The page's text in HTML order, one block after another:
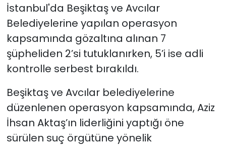
İstanbul'da Beşiktaş ve Avcılar
Belediyelerine yapılan operasyon
kapsamında gözaltına alınan 7
şüpheliden 2’si tutuklanırken, 5’i ise adli
kontrolle serbest bırakıldı.
Beşiktaş ve Avcılar belediyelerine
düzenlenen operasyon kapsamında, Aziz
İhsan Aktaş’ın liderliğini yaptığı öne
sürülen suç örgütüne yönelik